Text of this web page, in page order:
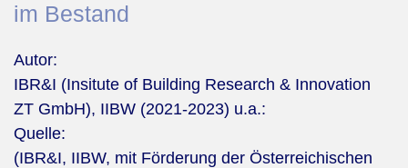
im Bestand
Autor:
IBR&I (Insitute of Building Research & Innovation
ZT GmbH), IIBW (2021-2023) u.a.:
Quelle:
(IBR&I, IIBW, mit Förderung der Österreichischen